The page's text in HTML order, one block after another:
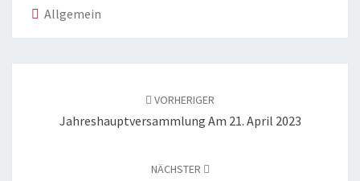
Allgemein
VORHERIGER
Jahreshauptversammlung Am 21. April 2023
NÄCHSTER